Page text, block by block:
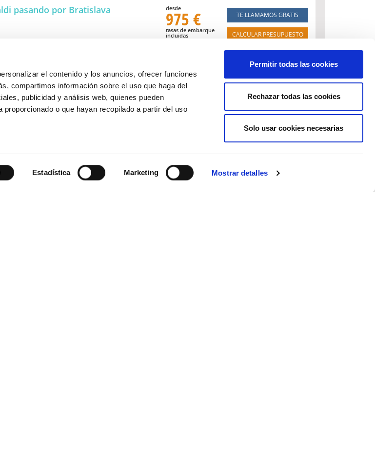
el contenido y los anuncios, ofrecer funciones
compartimos información sobre el uso que haga del
publicidad y análisis web, quienes pueden
o que hayan recopilado a partir del uso
Estadística Marketing Mostrar detalles
Permitir todas las cookies
Rechazar todas las cookies
Solo usar cookies necesarias
pasando por Bratislava desde
975 €
tasas de embarque
incluidas
TE LLAMAMOS GRATIS
CALCULAR PRESUPUESTO
pasando por Bratislava 900 €
tasas de embarque
CALCULAR PRESUPUESTO
tasas de embarque
CALCULAR PRESUPUESTO